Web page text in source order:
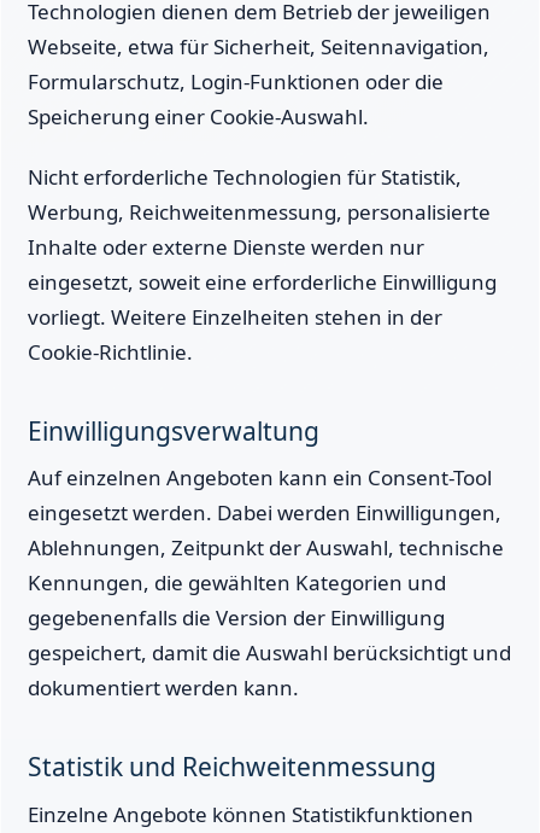
Technologien dienen dem Betrieb der jeweiligen
Webseite, etwa für Sicherheit, Seitennavigation,
Formularschutz, Login-Funktionen oder die
Speicherung einer Cookie-Auswahl.
Nicht erforderliche Technologien für Statistik,
Werbung, Reichweitenmessung, personalisierte
Inhalte oder externe Dienste werden nur
eingesetzt, soweit eine erforderliche Einwilligung
vorliegt. Weitere Einzelheiten stehen in der
Cookie-Richtlinie.
Einwilligungsverwaltung
Auf einzelnen Angeboten kann ein Consent-Tool
eingesetzt werden. Dabei werden Einwilligungen,
Ablehnungen, Zeitpunkt der Auswahl, technische
Kennungen, die gewählten Kategorien und
gegebenenfalls die Version der Einwilligung
gespeichert, damit die Auswahl berücksichtigt und
dokumentiert werden kann.
Statistik und Reichweitenmessung
Einzelne Angebote können Statistikfunktionen